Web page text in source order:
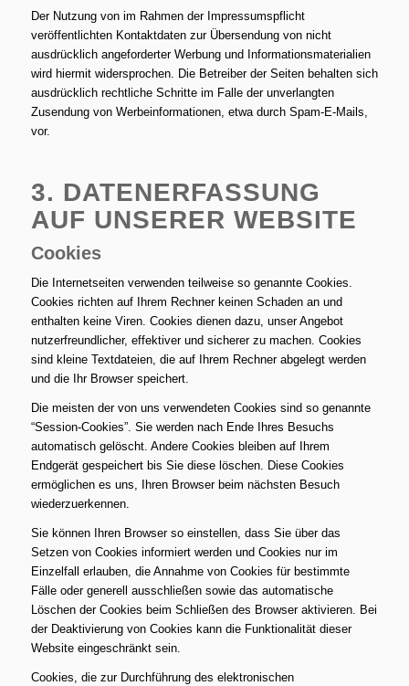
Der Nutzung von im Rahmen der Impressumspflicht
veröffentlichten Kontaktdaten zur Übersendung von nicht
ausdrücklich angeforderter Werbung und Informationsmaterialien
wird hiermit widersprochen. Die Betreiber der Seiten behalten sich
ausdrücklich rechtliche Schritte im Falle der unverlangten
Zusendung von Werbeinformationen, etwa durch Spam-E-Mails,
vor.
3. DATENERFASSUNG
AUF UNSERER WEBSITE
Cookies
Die Internetseiten verwenden teilweise so genannte Cookies.
Cookies richten auf Ihrem Rechner keinen Schaden an und
enthalten keine Viren. Cookies dienen dazu, unser Angebot
nutzerfreundlicher, effektiver und sicherer zu machen. Cookies
sind kleine Textdateien, die auf Ihrem Rechner abgelegt werden
und die Ihr Browser speichert.
Die meisten der von uns verwendeten Cookies sind so genannte
“Session-Cookies”. Sie werden nach Ende Ihres Besuchs
automatisch gelöscht. Andere Cookies bleiben auf Ihrem
Endgerät gespeichert bis Sie diese löschen. Diese Cookies
ermöglichen es uns, Ihren Browser beim nächsten Besuch
wiederzuerkennen.
Sie können Ihren Browser so einstellen, dass Sie über das
Setzen von Cookies informiert werden und Cookies nur im
Einzelfall erlauben, die Annahme von Cookies für bestimmte
Fälle oder generell ausschließen sowie das automatische
Löschen der Cookies beim Schließen des Browser aktivieren. Bei
der Deaktivierung von Cookies kann die Funktionalität dieser
Website eingeschränkt sein.
Cookies, die zur Durchführung des elektronischen